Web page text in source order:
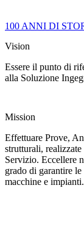
100 ANNI DI
Vision
Essere il punto di
alla Soluzione
Mission
Effettuare Prove,
strutturali,
Servizio. Eccellere
grado di garantire
macchine e impianti.